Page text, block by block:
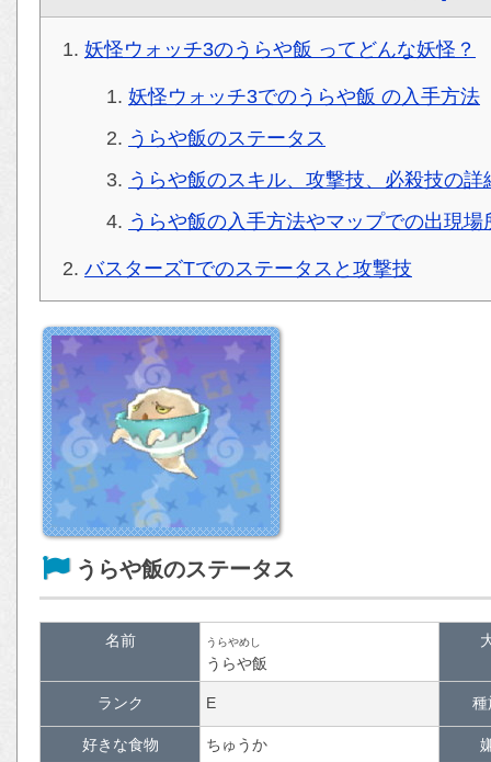
妖怪ウォッチ3のうらや飯 ってどんな妖怪？
妖怪ウォッチ3でのうらや飯 の入手方法
うらや飯のステータス
うらや飯のスキル、攻撃技、必殺技の詳
うらや飯の入手方法やマップでの出現場
バスターズTでのステータスと攻撃技
うらや飯のステータス
名前 うらやめし
うらや飯
ランク E 種
好きな食物 ちゅうか